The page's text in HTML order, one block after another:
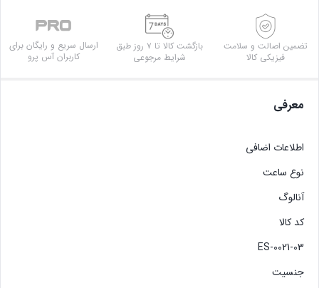
تضمین اصالت و سلامت
فیزیکی کالا
بازگشت کالا تا ۷ روز طبق
شرایط مرجوعی
ارسال سریع و رایگان برای
کاربران آس پرو
معرفی
اطلاعات اضافی
نوع ساعت
آنالوگ
کد کالا
ES-0021-03
جنسیت